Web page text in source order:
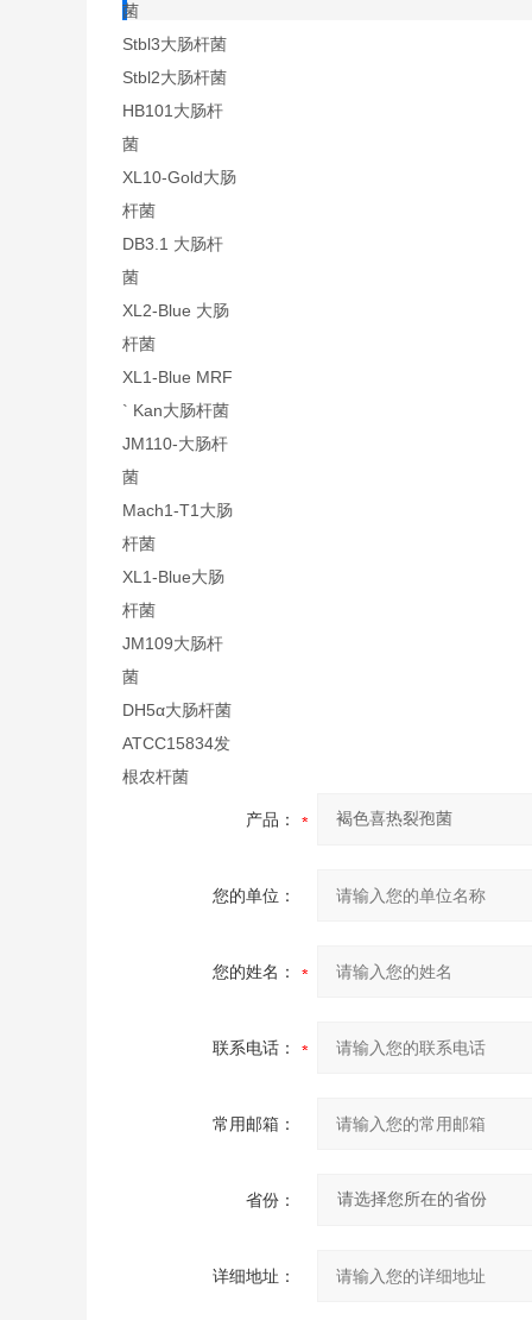
菌
Stbl3大肠杆菌
Stbl2大肠杆菌
HB101大肠杆
菌
XL10-Gold大肠
杆菌
DB3.1 大肠杆
菌
XL2-Blue 大肠
杆菌
XL1-Blue MRF
` Kan大肠杆菌
JM110-大肠杆
菌
Mach1-T1大肠
杆菌
XL1-Blue大肠
杆菌
JM109大肠杆
菌
DH5α大肠杆菌
ATCC15834发
根农杆菌
产品：
您的单位：
您的姓名：
联系电话：
常用邮箱：
省份：
详细地址：